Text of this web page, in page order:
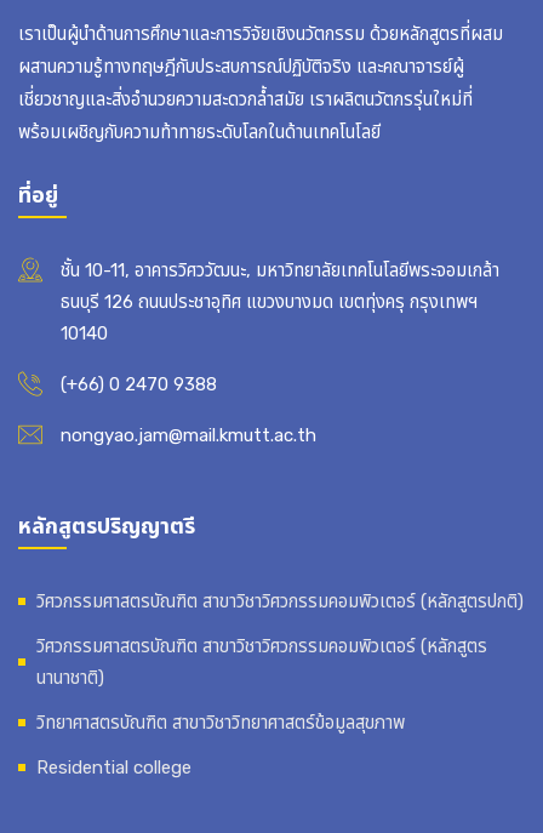
เราเป็นผู้นำด้านการศึกษาและการวิจัยเชิงนวัตกรรม ด้วยหลักสูตรที่ผสม
ผสานความรู้ทางทฤษฎีกับประสบการณ์ปฏิบัติจริง และคณาจารย์ผู้
เชี่ยวชาญและสิ่งอำนวยความสะดวกล้ำสมัย เราผลิตนวัตกรรุ่นใหม่ที่
พร้อมเผชิญกับความท้าทายระดับโลกในด้านเทคโนโลยี
ที่อยู่
ชั้น 10-11, อาคารวิศววัฒนะ, มหาวิทยาลัยเทคโนโลยีพระจอมเกล้า
ธนบุรี 126 ถนนประชาอุทิศ แขวงบางมด เขตทุ่งครุ กรุงเทพฯ
10140
(+66) 0 2470 9388
nongyao.jam@mail.kmutt.ac.th
หลักสูตรปริญญาตรี
วิศวกรรมศาสตรบัณฑิต สาขาวิชาวิศวกรรมคอมพิวเตอร์ (หลักสูตรปกติ)
วิศวกรรมศาสตรบัณฑิต สาขาวิชาวิศวกรรมคอมพิวเตอร์ (หลักสูตร
นานาชาติ)
วิทยาศาสตรบัณฑิต สาขาวิชาวิทยาศาสตร์ข้อมูลสุขภาพ
Residential college